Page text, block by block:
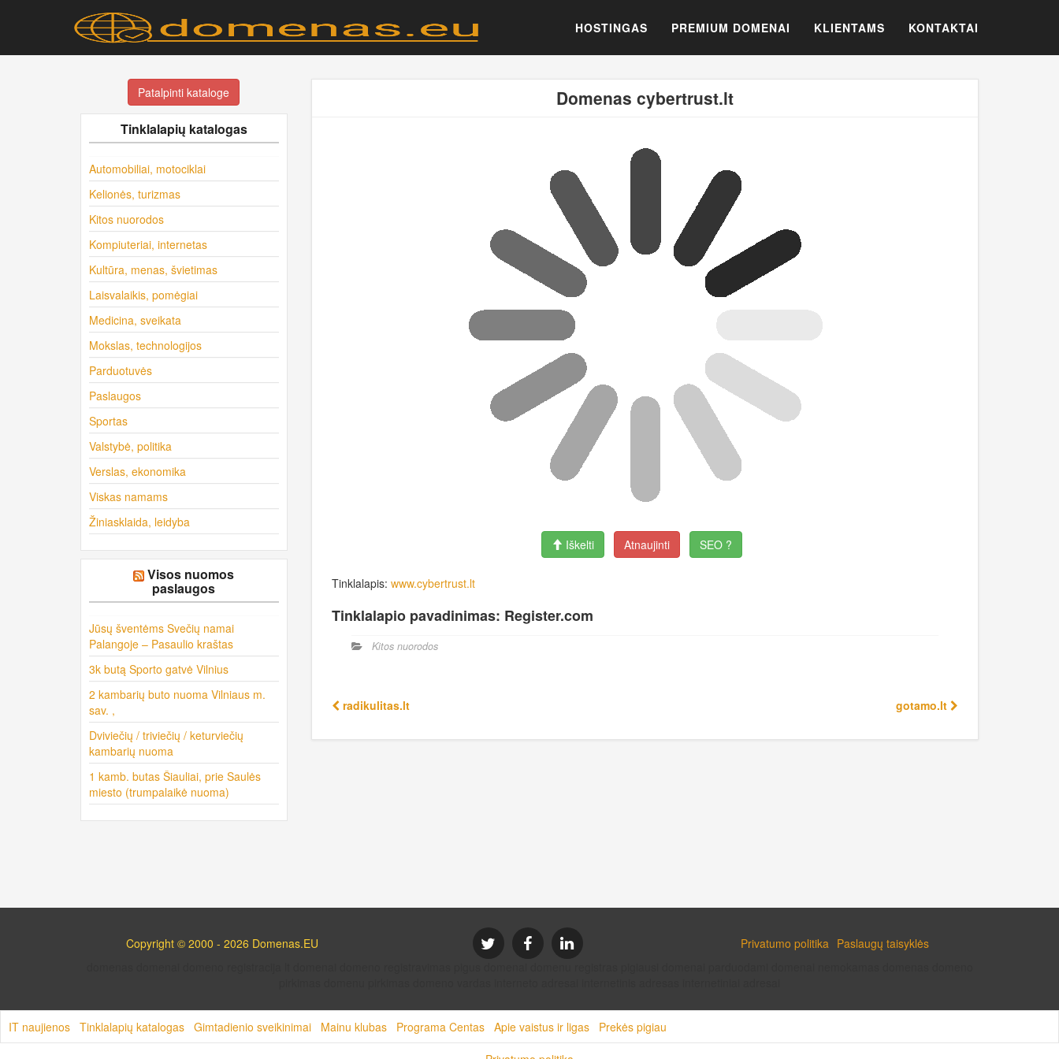
HOSTINGAS PREMIUM DOMENAI KLIENTAMS KONTAKTAI
Patalpinti kataloge
Tinklalapių katalogas
Automobiliai, motociklai
Kelionės, turizmas
Kitos nuorodos
Kompiuteriai, internetas
Kultūra, menas, švietimas
Laisvalaikis, pomėgiai
Medicina, sveikata
Mokslas, technologijos
Parduotuvės
Paslaugos
Sportas
Valstybė, politika
Verslas, ekonomika
Viskas namams
Žiniasklaida, leidyba
Visos nuomos
paslaugos
Jūsų šventėms Svečių namai
Palangoje – Pasaulio kraštas
3k butą Sporto gatvė Vilnius
2 kambarių buto nuoma Vilniaus m.
sav. ,
Dviviečių / triviečių / keturviečių
kambarių nuoma
1 kamb. butas Šiauliai, prie Saulės
miesto (trumpalaikė nuoma)
Domenas cybertrust.lt
Iškelti Atnaujinti SEO ?
Tinklalapis: www.cybertrust.lt
Tinklalapio pavadinimas: Register.com
Kitos nuorodos
radikulitas.lt gotamo.lt
Copyright © 2000 - 2026 Domenas.EU Privatumo politika Paslaugų taisyklės
IT naujienos Tinklalapių katalogas Gimtadienio sveikinimai Mainu klubas Programa Centas Apie vaistus ir ligas Prekės pigiau